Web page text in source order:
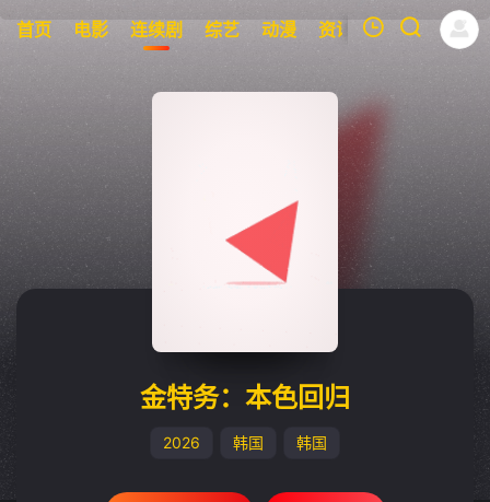
首页 电影 连续剧 综艺 动漫 资讯 明星 周表
暂无观看影片的记录
金特务：本色回归
2026 韩国 韩国